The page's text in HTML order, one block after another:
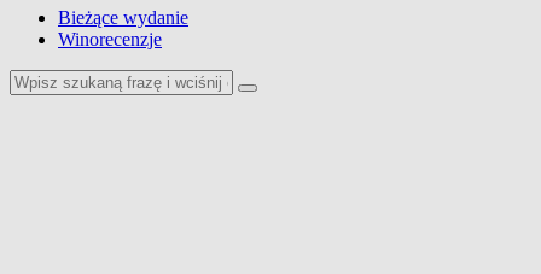
Bieżące wydanie
Winorecenzje